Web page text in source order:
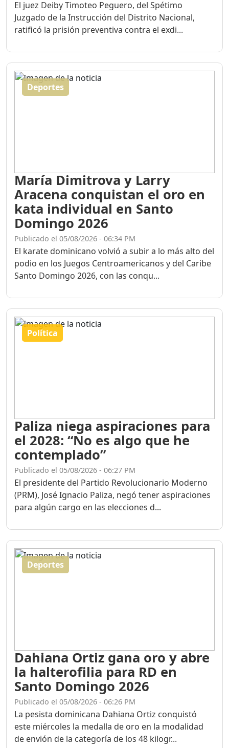
El juez Deiby Timoteo Peguero, del Spétimo
Juzgado de la Instrucción del Distrito Nacional,
ratificó la prisión preventiva contra el exdi...
Deportes
María Dimitrova y Larry
Aracena conquistan el oro en
kata individual en Santo
Domingo 2026
Publicado el 05/08/2026 - 06:34 PM
El karate dominicano volvió a subir a lo más alto del
podio en los Juegos Centroamericanos y del Caribe
Santo Domingo 2026, con las conqu...
Política
Paliza niega aspiraciones para
el 2028: “No es algo que he
contemplado”
Publicado el 05/08/2026 - 06:27 PM
El presidente del Partido Revolucionario Moderno
(PRM), José Ignacio Paliza, negó tener aspiraciones
para algún cargo en las elecciones d...
Deportes
Dahiana Ortiz gana oro y abre
la halterofilia para RD en
Santo Domingo 2026
Publicado el 05/08/2026 - 06:26 PM
La pesista dominicana Dahiana Ortiz conquistó
este miércoles la medalla de oro en la modalidad
de envión de la categoría de los 48 kilogr...